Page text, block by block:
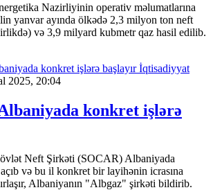
Nazirliyinin operativ məlumatlarına
yanvar ayında ölkədə 2,3 milyon ton neft
və 3,9 milyard kubmetr qaz hasil edilib.
İqtisadiyyat
2025, 20:04
konkret işlərə
Neft Şirkəti (SOCAR) Albaniyada
və bu il konkret bir layihənin icrasına
Albaniyanın "Albgaz" şirkəti bildirib.